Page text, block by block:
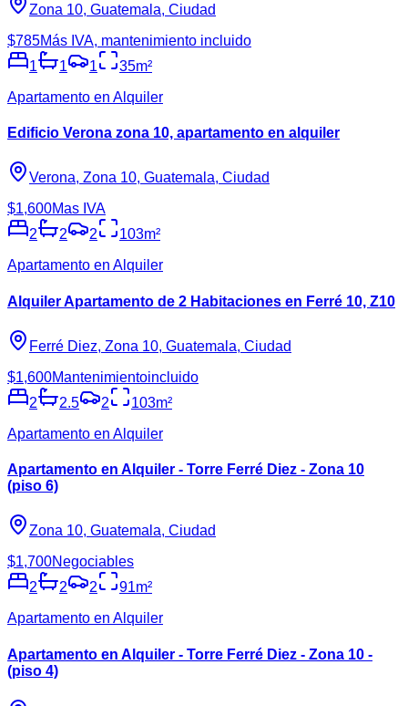
Zona 10, Guatemala, Ciudad
$785Más IVA, mantenimiento incluido
1
1 1 35m²
Apartamento en Alquiler
Edificio Verona zona 10, apartamento en alquiler
Verona, Zona 10, Guatemala, Ciudad
$1,600Mas IVA
2
2 2 103m²
Apartamento en Alquiler
Alquiler Apartamento de 2 Habitaciones en Ferré 10, Z10
Ferré Diez, Zona 10, Guatemala, Ciudad
$1,600Mantenimientoincluido
2
2.5 2 103m²
Apartamento en Alquiler
Apartamento en Alquiler - Torre Ferré Diez - Zona 10
(piso 6)
Zona 10, Guatemala, Ciudad
$1,700Negociables
2
2 2 91m²
Apartamento en Alquiler
Apartamento en Alquiler - Torre Ferré Diez - Zona 10 -
(piso 4)